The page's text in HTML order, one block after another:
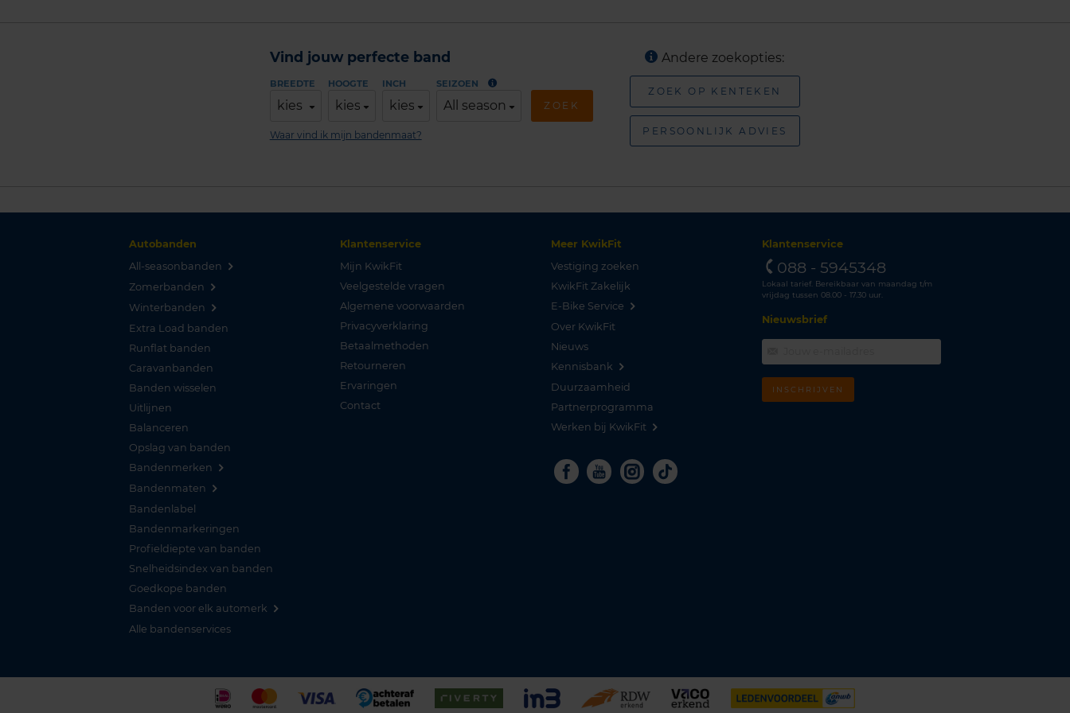
Vind jouw perfecte band
BREEDTE
kies
HOOGTE
kies
INCH
kies
SEIZOEN
All season ZOEK
Waar vind ik mijn bandenmaat?
Andere zoekopties:
ZOEK OP KENTEKEN
PERSOONLIJK ADVIES
Autobanden
All-seasonbanden
Zomerbanden
Winterbanden
Extra Load banden
Runflat banden
Caravanbanden
Banden wisselen
Uitlijnen
Balanceren
Opslag van banden
Bandenmerken
Bandenmaten
Bandenlabel
Bandenmarkeringen
Profieldiepte van banden
Snelheidsindex van banden
Goedkope banden
Banden voor elk automerk
Alle bandenservices
Klantenservice
Mijn KwikFit
Veelgestelde vragen
Algemene voorwaarden
Privacyverklaring
Betaalmethoden
Retourneren
Ervaringen
Contact
Meer KwikFit
Vestiging zoeken
KwikFit Zakelijk
E-Bike Service
Over KwikFit
Nieuws
Kennisbank
Duurzaamheid
Partnerprogramma
Werken bij KwikFit
Facebook
YoutubeInstagram
Tiktok
Klantenservice
088 - 5945348
Lokaal tarief. Bereikbaar van maandag t/m
vrijdag tussen 08.00 - 17.30 uur.
Nieuwsbrief
INSCHRIJVEN